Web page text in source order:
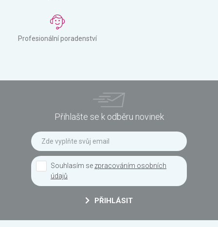
Profesionální poradenství
Přihlašte se k odběru novinek
Souhlasím se zpracováním osobních
údajů
PŘIHLÁSIT